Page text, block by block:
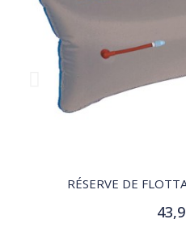
RÉSERVE DE
Ajouter